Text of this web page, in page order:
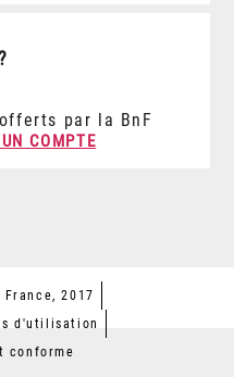
par la BnF
UN COMPTE
2017
d'utilisation
conforme